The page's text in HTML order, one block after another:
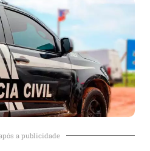
a publicidade